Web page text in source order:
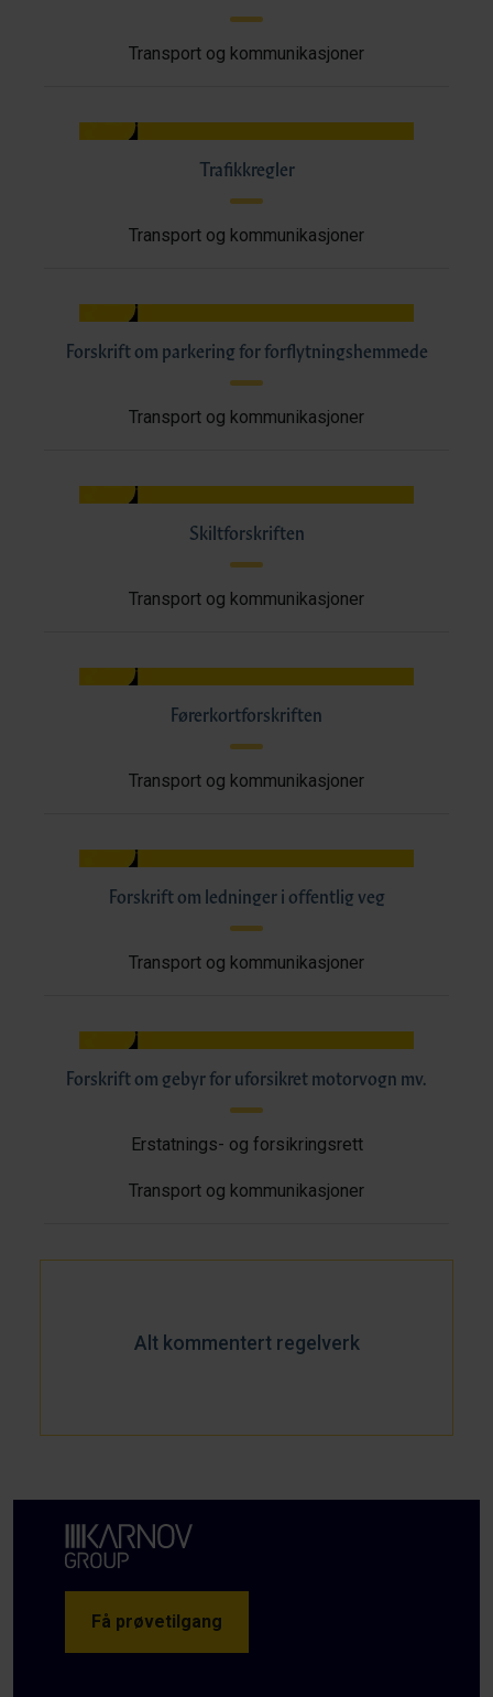
Transport og kommunikasjoner
Trafikkregler
Transport og kommunikasjoner
Forskrift om parkering for forflytningshemmede
Transport og kommunikasjoner
Skiltforskriften
Transport og kommunikasjoner
Førerkortforskriften
Transport og kommunikasjoner
Forskrift om ledninger i offentlig veg
Transport og kommunikasjoner
Forskrift om gebyr for uforsikret motorvogn mv.
Erstatnings- og forsikringsrett
Transport og kommunikasjoner
Alt kommentert regelverk
Få prøvetilgang